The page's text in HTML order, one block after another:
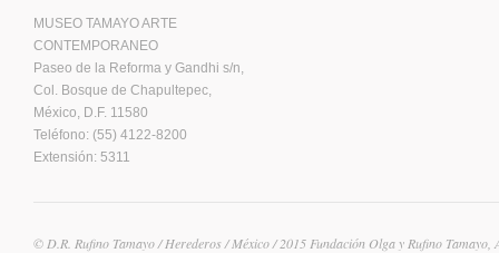
MUSEO TAMAYO ARTE
CONTEMPORANEO
Paseo de la Reforma y Gandhi s/n,
Col. Bosque de Chapultepec,
México, D.F. 11580
Teléfono: (55) 4122-8200
Extensión: 5311
© D.R. Rufino Tamayo / Herederos / México / 2015 Fundación Olga y Rufino Tamayo,